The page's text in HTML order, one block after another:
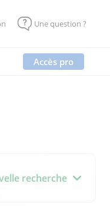
Une question ?
Accès pro
recherche